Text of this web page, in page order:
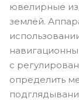
ювелирные
землёй.
с
определить